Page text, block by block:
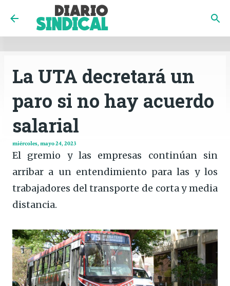
INICIO CÓRDOBA
Ir al contenido principal
La UTA decretará un
paro si no hay acuerdo
salarial
miércoles, mayo 24, 2023
El gremio y las empresas continúan sin
arribar a un entendimiento para las y los
trabajadores del transporte de corta y media
distancia.